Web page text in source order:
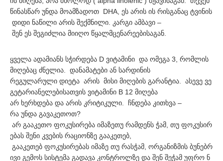
წინასწარ უნდა მოამზადოთ DHA, ეს არის ის რისგანაც ტვინის
დიდი ნაწილი არის შექმნილი. კარგი ამბავი –
შენ ეს შეგიძლია მიიღო წყალმცენარეებისაგან.
ყველა ადამიანს სჭირდება D ვიტამინი და ომეგა 3, რომლის
მიღებაც ძნელია. დანამატები ან სარდინის
რეგულარული დიეტა არის მისი მიღების გარანტია. ასევე ვე
გეტარიანელებისათვის ვიტამინი B 12 მიღება
არ ხერხდება და არის კრიტიკული. ჩნდება კითხვა –
რა უნდა გავაკეთოთ?
არ გააკეთო ფოკუსირება იმაზეთუ რამდენს ჭამ, თუ ფოკუსირ
ებას შენი კვების რაციონზე გააკეთებ,
გააკეთებ ფოკუსირებას იმაზე თუ რასჭამ, ორგანიზმის ბუნებრ
ივი გემოს სისტემა გადავა კონტროლზე და შენ შეჭამ უფრო ნ